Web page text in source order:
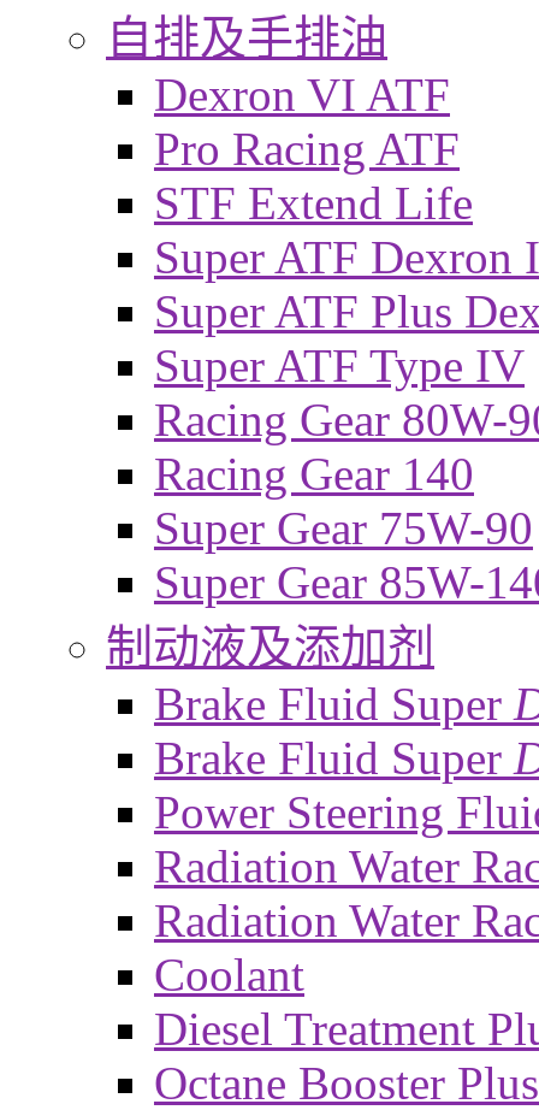
自排及手排油
Dexron VI ATF
Pro Racing ATF
STF Extend Life
Super ATF Dexron
Super ATF Plus
Super ATF Type IV
Racing Gear 80W-
Racing Gear 140
Super Gear 75W-90
Super Gear 85W-
制动液及添加剂
Brake Fluid Super
Brake Fluid Super
Power Steering
Radiation Water
Radiation Water
Coolant
Diesel Treatment
Octane Booster Plus